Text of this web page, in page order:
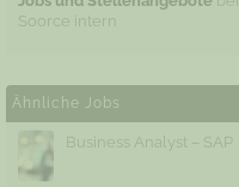
Soorce intern
Ähnliche Jobs
Business Analyst – SAP